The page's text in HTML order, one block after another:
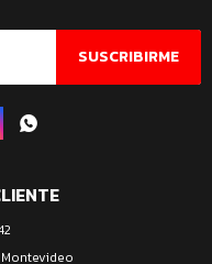
SUSCRIBIRME
